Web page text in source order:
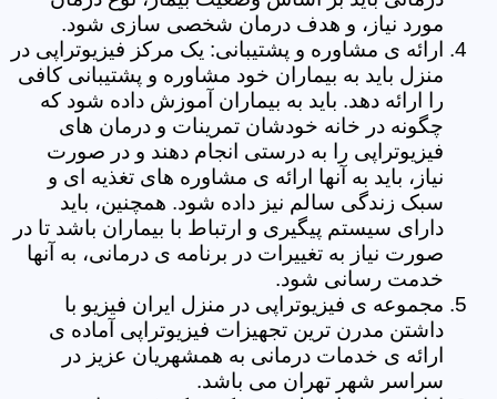
مورد نیاز، و هدف درمان شخصی سازی شود.
ارائه ی مشاوره و پشتیبانی: یک مرکز فیزیوتراپی در
منزل باید به بیماران خود مشاوره و پشتیبانی کافی
را ارائه دهد. باید به بیماران آموزش داده شود که
چگونه در خانه خودشان تمرینات و درمان های
فیزیوتراپی را به درستی انجام دهند و در صورت
نیاز، باید به آنها ارائه ی مشاوره های تغذیه ای و
سبک زندگی سالم نیز داده شود. همچنین، باید
دارای سیستم پیگیری و ارتباط با بیماران باشد تا در
صورت نیاز به تغییرات در برنامه ی درمانی، به آنها
خدمت رسانی شود.
مجموعه ی فیزیوتراپی در منزل ایران فیزیو با
داشتن مدرن ترین تجهیزات فیزیوتراپی آماده ی
ارائه ی خدمات درمانی به همشهریان عزیز در
سراسر شهر تهران می باشد.